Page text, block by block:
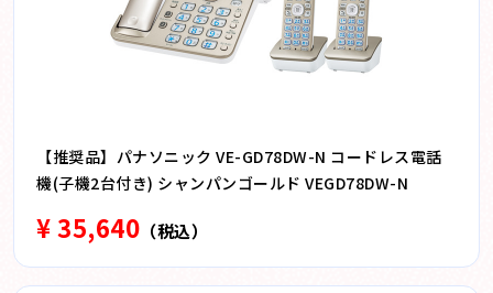
【推奨品】パナソニック VE-GD78DW-N コードレス電話
機(子機2台付き) シャンパンゴールド VEGD78DW-N
¥ 35,640 （税込）